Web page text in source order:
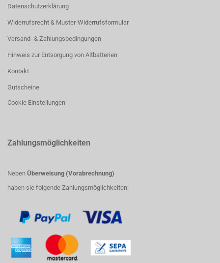
Datenschutzerklärung
Widerrufsrecht & Muster-Widerrufsformular
Versand- & Zahlungsbedingungen
Hinweis zur Entsorgung von Altbatterien
Kontakt
Gutscheine
Cookie Einstellungen
Zahlungsmöglichkeiten
Neben Überweisung (Vorabrechnung)
haben sie folgende Zahlungsmöglichkeiten: